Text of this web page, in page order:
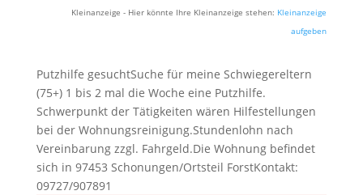
Kleinanzeige - Hier könnte Ihre Kleinanzeige stehen: Kleinanzeige
aufgeben
Putzhilfe gesuchtSuche für meine Schwiegereltern
(75+) 1 bis 2 mal die Woche eine Putzhilfe.
Schwerpunkt der Tätigkeiten wären Hilfestellungen
bei der Wohnungsreinigung.Stundenlohn nach
Vereinbarung zzgl. Fahrgeld.Die Wohnung befindet
sich in 97453 Schonungen/Ortsteil ForstKontakt:
09727/907891